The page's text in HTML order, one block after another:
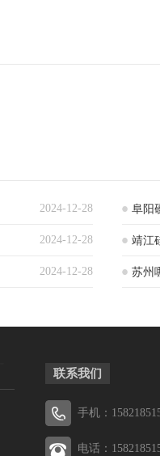
2024-12-28 阜阳
2024-12-28 靖江
2024-12-28 苏州
联系我们
手机：
电话：